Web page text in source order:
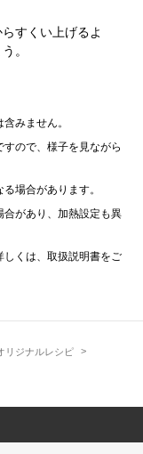
リジナルレシピ
すくい上げるよ
。
みません。
ので、様子を見ながら
場合があります。
があり、加熱設定も異
くは、取扱説明書をご